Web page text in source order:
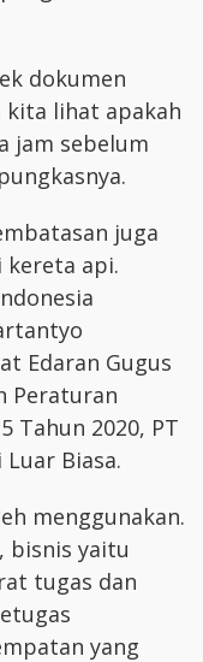
dokumen
kita lihat apakah
jam sebelum
juga
api.
Edaran Gugus
Peraturan
Tahun 2020, PT
Biasa.
menggunakan.
bisnis yaitu
tugas dan
yang